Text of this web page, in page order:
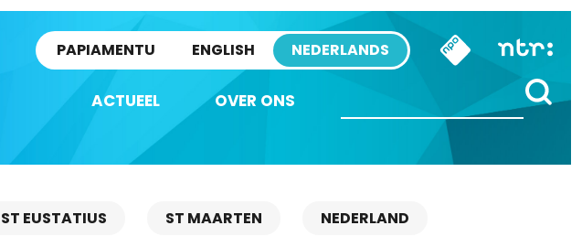
PAPIAMENTU ENGLISH NEDERLANDS
ACTUEEL OVER ONS
ST EUSTATIUS ST MAARTEN NEDERLAND